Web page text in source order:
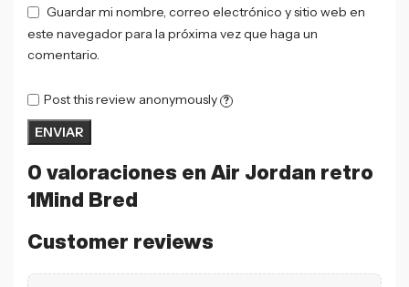
0 valoraciones en Air Jordan retro
1Mind Bred
Customer reviews
Guardar mi nombre, correo electrónico y sitio web en
este navegador para la próxima vez que haga un
comentario.
Post this review anonymously ?